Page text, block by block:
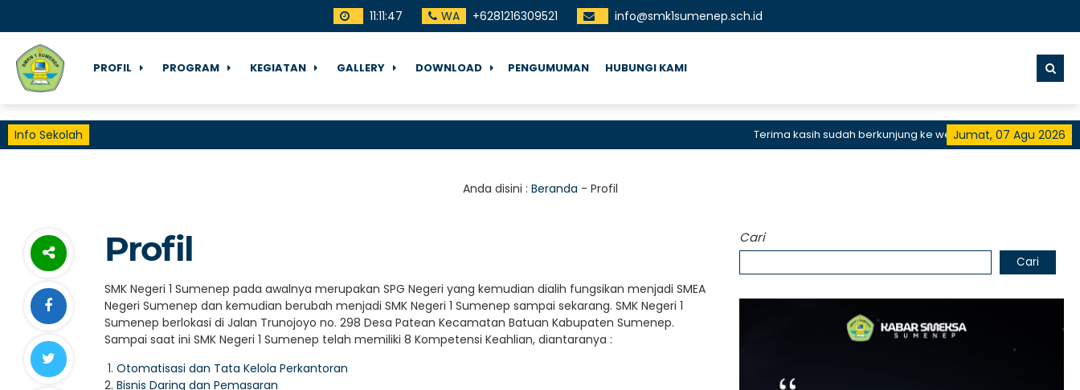
11:11:48 WA +6281216309521 info@smk1sumenep.sch.id
PROFIL PROGRAM KEGIATAN GALLERY DOWNLOAD PENGUMUMAN HUBUNGI KAMI
Info Sekolah Jumat, 07 Agu 2026
Terima kasih sudah berkunjung ke website resmi SMKN 1 Sumenep,
Anda disini : Beranda - Profil
Profil
SMK Negeri 1 Sumenep pada awalnya merupakan SPG Negeri yang kemudian dialih fungsikan menjadi SMEA
Negeri Sumenep dan kemudian berubah menjadi SMK Negeri 1 Sumenep sampai sekarang. SMK Negeri 1
Sumenep berlokasi di Jalan Trunojoyo no. 298 Desa Patean Kecamatan Batuan Kabupaten Sumenep.
Sampai saat ini SMK Negeri 1 Sumenep telah memiliki 8 Kompetensi Keahlian, diantaranya :
Otomatisasi dan Tata Kelola Perkantoran
Bisnis Daring dan Pemasaran
Cari
Cari